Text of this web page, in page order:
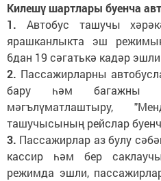
Килешү шартлары буенча
1. Автобус ташучы
ярашканлыкта эш
6дан 19 сәгатькә кадәр
2. Пассажирларны
бару һәм багажны
мәгълүматлаштыру,
ташучысының рейслар
3. Пассажирлар аз булу
кассир һәм бер
режимда эшли,